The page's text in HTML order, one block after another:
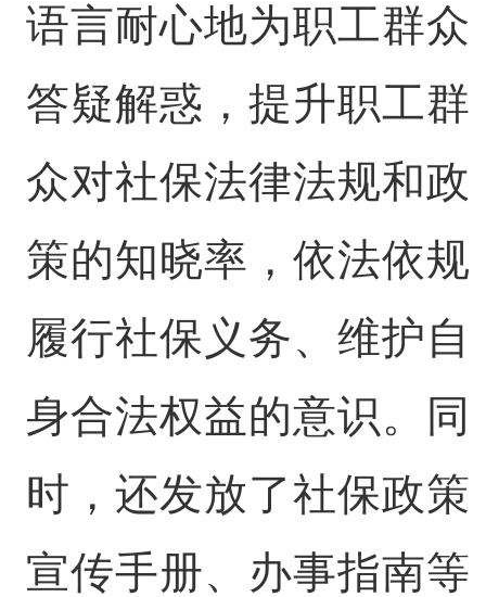
语言耐心地为职工群众
答疑解惑，提升职工群
众对社保法律法规和政
策的知晓率，依法依规
履行社保义务、维护自
身合法权益的意识。同
时，还发放了社保政策
宣传手册、办事指南等